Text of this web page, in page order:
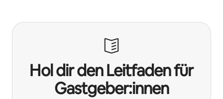
Hol dir den Leitfaden für
Gastgeber:innen